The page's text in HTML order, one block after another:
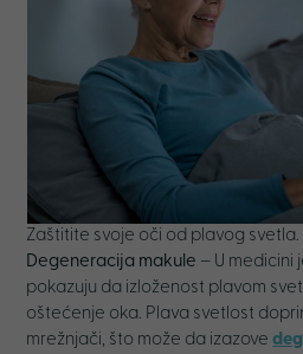
Zaštitite svoje oči od plavog svetla.
Degeneracija makule – U medicini
pokazuju da izloženost plavom
oštećenje oka. Plava svetlost
mrežnjači, što može da izazove